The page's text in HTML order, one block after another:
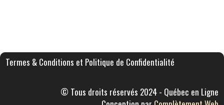
Termes & Conditions et Politique de Confidentialité
© Tous droits réservés 2024 - Québec en Ligne